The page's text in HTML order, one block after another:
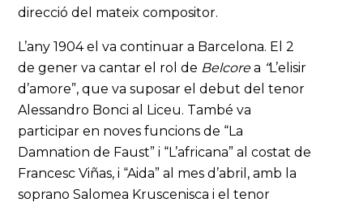
direcció del mateix compositor.
L’any 1904 el va continuar a Barcelona. El 2
de gener va cantar el rol de Belcorea “L’elisir
d’amore”, que va suposar el debut del tenor
Alessandro Bonci al Liceu. També va
participar en noves funcions de “La
Damnation de Faust” i “L’africana” al costat de
Francesc Viñas, i “Aida” al mes d’abril, amb la
soprano Salomea Kruscenisca i el tenor